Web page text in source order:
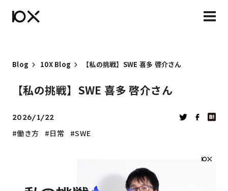
Blog 10X Blog 【私の挑戦】SWE 喜多 啓介さん
【私の挑戦】SWE 喜多 啓介さん
2026/1/22
働き方 日常 SWE